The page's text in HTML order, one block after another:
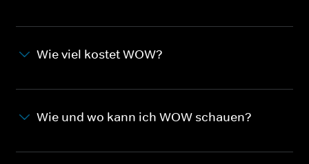
Wie viel kostet WOW?
Wie und wo kann ich WOW schauen?